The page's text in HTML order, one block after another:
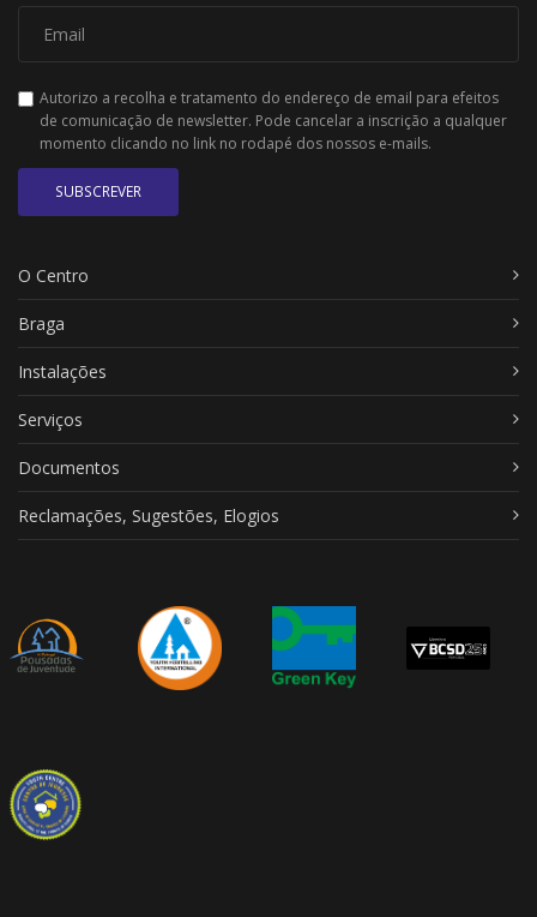
Autorizo a recolha e tratamento do endereço de email para efeitos
de comunicação de newsletter. Pode cancelar a inscrição a qualquer
momento clicando no link no rodapé dos nossos e-mails.
SUBSCREVER
O Centro
Braga
Instalações
Serviços
Documentos
Reclamações, Sugestões, Elogios